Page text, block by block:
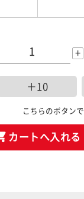
+
＋10
こちらのボタン
カートへ入れる